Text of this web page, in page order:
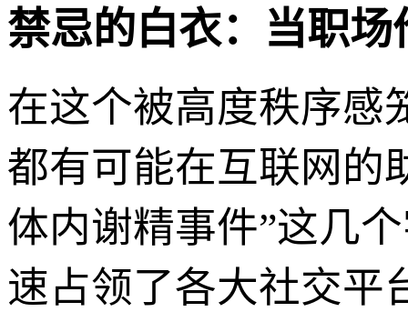
禁忌的白衣：当职
在这个被高度秩序感
都有可能在互联网的
体内谢精事件”这几
速占领了各大社交平